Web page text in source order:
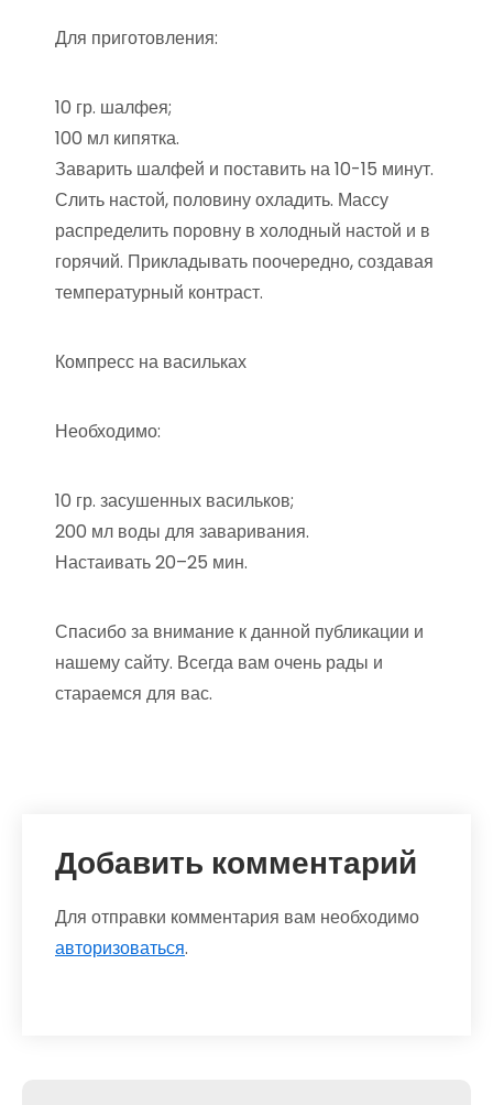
Для приготовления:
10 гр. шалфея;
100 мл кипятка.
Заварить шалфей и поставить на 10-15 минут.
Слить настой, половину охладить. Массу
распределить поровну в холодный настой и в
горячий. Прикладывать поочередно, создавая
температурный контраст.
Компресс на васильках
Необходимо:
10 гр. засушенных васильков;
200 мл воды для заваривания.
Настаивать 20–25 мин.
Спасибо за внимание к данной публикации и
нашему сайту. Всегда вам очень рады и
стараемся для вас.
Добавить комментарий
Для отправки комментария вам необходимо
авторизоваться.